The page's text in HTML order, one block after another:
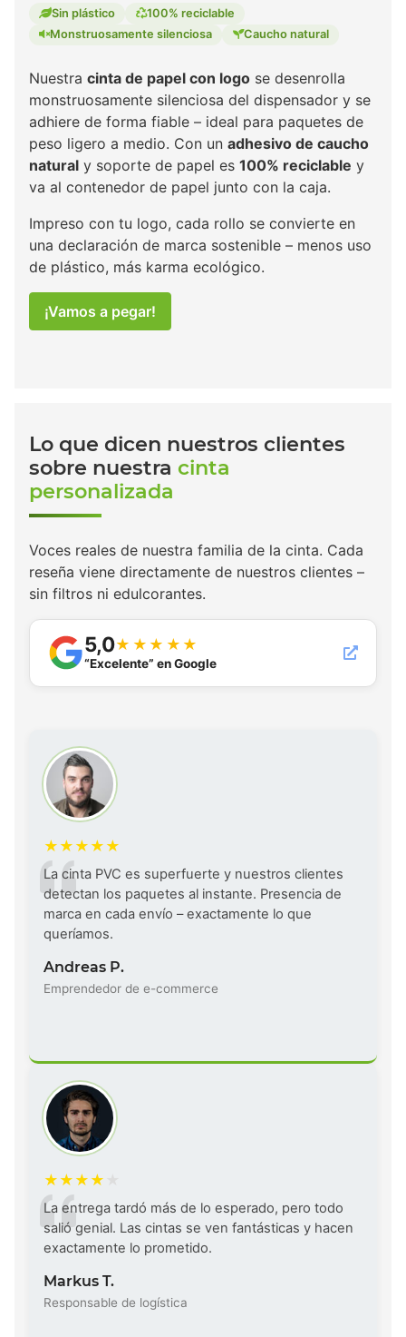
Sin plástico
100% reciclable
Monstruosamente silenciosa
Caucho natural
Nuestra cinta de papel con logo se desenrolla
monstruosamente silenciosa del dispensador y se
adhiere de forma fiable – ideal para paquetes de
peso ligero a medio. Con un adhesivo de caucho
natural y soporte de papel es 100% reciclable y
va al contenedor de papel junto con la caja.
Impreso con tu logo, cada rollo se convierte en
una declaración de marca sostenible – menos uso
de plástico, más karma ecológico.
¡Vamos a pegar!
Lo que dicen nuestros clientes
sobre nuestra cinta
personalizada
Voces reales de nuestra familia de la cinta. Cada
reseña viene directamente de nuestros clientes –
sin filtros ni edulcorantes.
5,0★★★★★
“Excelente” en Google
La cinta PVC es superfuerte y nuestros clientes
detectan los paquetes al instante. Presencia de
marca en cada envío – exactamente lo que
queríamos.
Andreas P.
Emprendedor de e-commerce
La entrega tardó más de lo esperado, pero todo
salió genial. Las cintas se ven fantásticas y hacen
exactamente lo prometido.
Markus T.
Responsable de logística